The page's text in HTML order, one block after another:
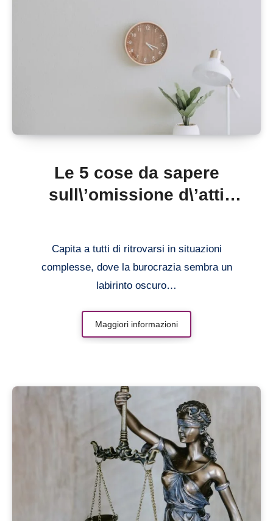
Le 5 cose da sapere
sull\’omissione d\’atti
Capita a tutti di ritrovarsi in situazioni
complesse, dove la burocrazia sembra un
labirinto oscuro…
Maggiori informazioni